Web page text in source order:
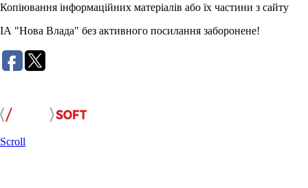
Копіювання інформаційних матеріалів або їх частини з сайту
ІА "Нова Влада" без активного посилання заборонене!
Scroll